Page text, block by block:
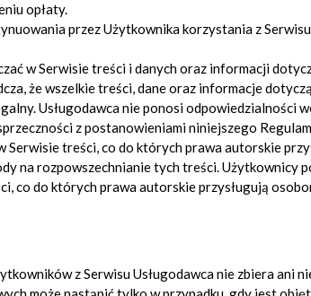
opłaty.
przez Użytkownika korzystania z
w Serwisie treści i danych oraz informacji
że wszelkie treści, dane oraz informacje
Usługodawca nie ponosi odpowiedzialności
z postanowieniami niniejszego
treści, co do których prawa autorskie
na rozpowszechnianie tych treści. Użytkownicy
co do których prawa autorskie przysługują
z Serwisu Usługodawca nie zbiera ani